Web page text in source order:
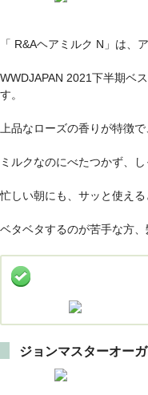
「 R&Aヘアミルク N」は、
WWDJAPAN 2021下半期ベ
す。
上品なローズの香りが特徴
ミルクなのにべたつかず、
忙しい朝にも、サッと使える
ベタベタするのが苦手な方
ジョンマスターオー